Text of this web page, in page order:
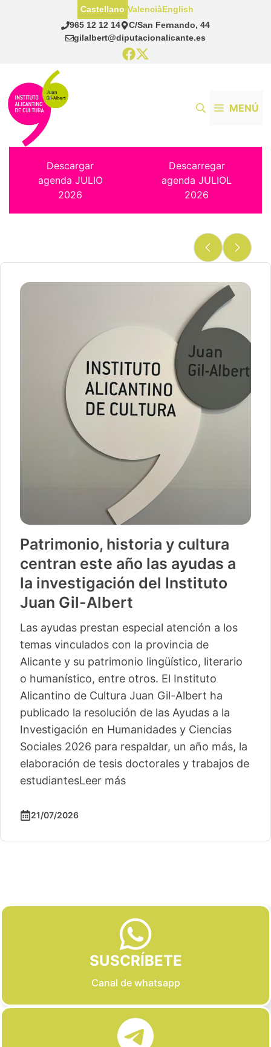
965 12 12 14
C/San Fernando, 44
gilalbert@diputacionalicante.es
Castellano ValenciàEnglish
MENÚ
Descargar
agenda JULIO
2026
Descarregar
agenda JULIOL
2026
Patrimonio, historia y cultura
centran este año las ayudas a
la investigación del Instituto
Juan Gil-Albert
Las ayudas prestan especial atención a los
temas vinculados con la provincia de
Alicante y su patrimonio lingüístico, literario
o humanístico, entre otros. El Instituto
Alicantino de Cultura Juan Gil-Albert ha
publicado la resolución de las Ayudas a la
Investigación en Humanidades y Ciencias
Sociales 2026 para respaldar, un año más, la
elaboración de tesis doctorales y trabajos de
estudiantesLeer más
21/07/2026
SUSCRÍBETE
Canal de whatsapp